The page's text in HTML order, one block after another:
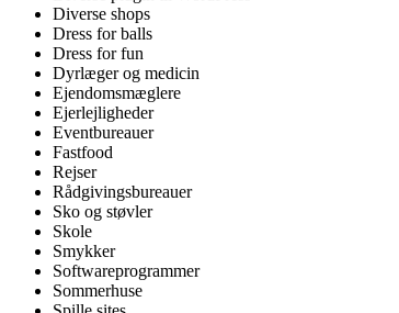
Diverse shops
Dress for balls
Dress for fun
Dyrlæger og medicin
Ejendomsmæglere
Ejerlejligheder
Eventbureauer
Fastfood
Rejser
Rådgivingsbureauer
Sko og støvler
Skole
Smykker
Softwareprogrammer
Sommerhuse